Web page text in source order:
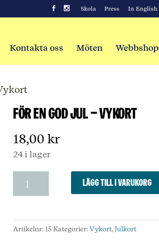
Skola Press In English
Kontakta oss Möten Webbshop
För en god jul – Vykort
18,00kr
24 i lager
god
-
Vykort
Lägg till i varukorg
Artikelnr: 15 Kategorier:Vykort, Julkort